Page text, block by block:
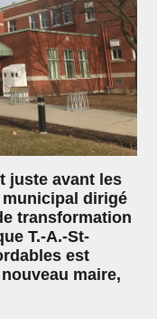
juste avant les
municipal dirigé
transformation
T.-A.-St-
est
maire,